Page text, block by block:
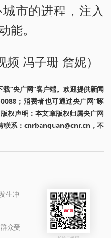
市的进程，注入
能。
频 冯子珊 詹妮）
“央广网”客户端。欢迎提供新闻
；消费者也可通过央广网“啄
权声明：本文章版权归属央广网
联系：cnrbanquan@cnr.cn，不
生冲
众受